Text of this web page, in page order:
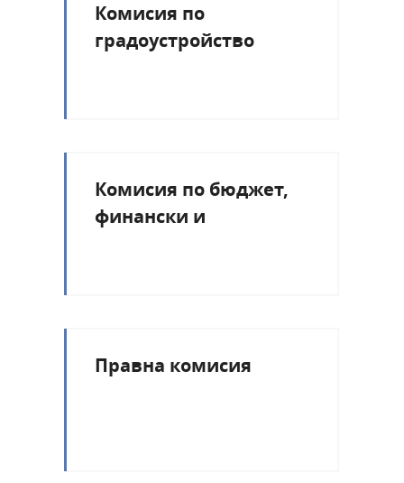
Комисия по
градоустройство
Комисия по бюджет,
финански и
Правна комисия